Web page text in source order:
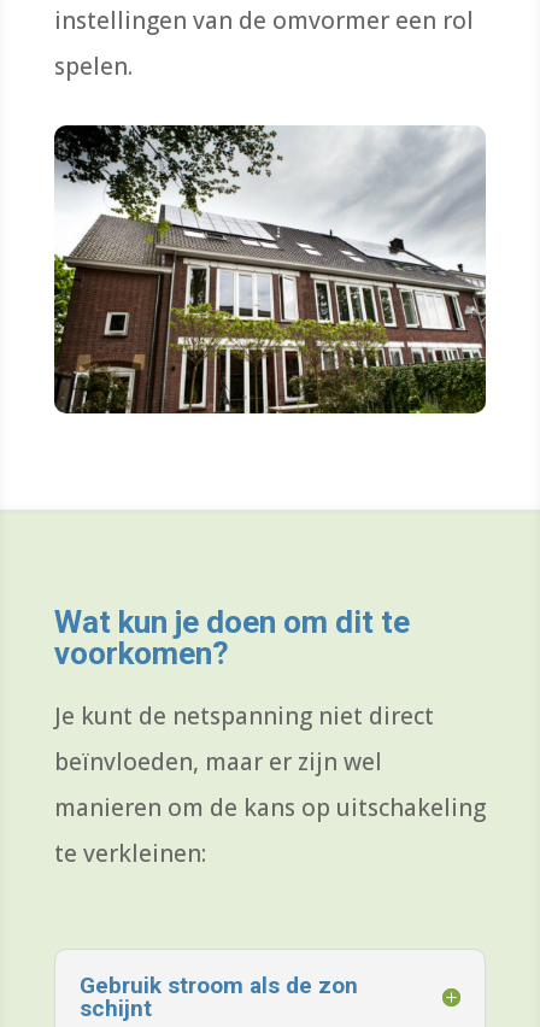
instellingen van de omvormer een rol
spelen.
Wat kun je doen om dit te
voorkomen?
Je kunt de netspanning niet direct
beïnvloeden, maar er zijn wel
manieren om de kans op uitschakeling
te verkleinen:
Gebruik stroom als de zon
schijnt